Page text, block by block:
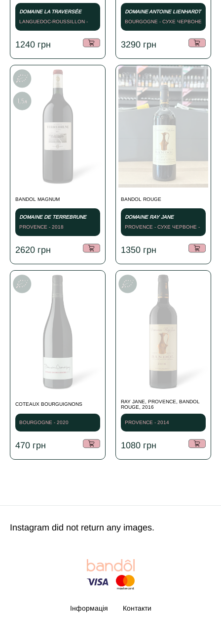
DOMAINE LA TRAVERSÉE
LANGUEDOC-ROUSSILLON -
2020
1240 грн
DOMAINE ANTOINE LIENHARDT
BOURGOGNE - СУХЕ ЧЕРВОНЕ
- 2024
3290 грн
BANDOL MAGNUM
DOMAINE DE TERREBRUNE
PROVENCE - 2018
2620 грн
BANDOL ROUGE
DOMAINE RAY JANE
PROVENCE - СУХЕ ЧЕРВОНЕ -
2014
1350 грн
COTEAUX BOURGUIGNONS
BOURGOGNE - 2020
470 грн
RAY JANE, PROVENCE, BANDOL
ROUGE, 2016
PROVENCE - 2014
1080 грн
Instagram did not return any images.
Інформація Контакти